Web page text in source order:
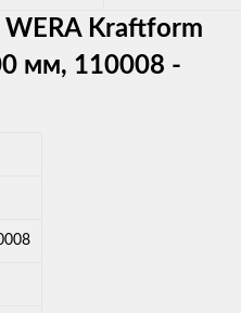
Kraftform
мм, 110008 -